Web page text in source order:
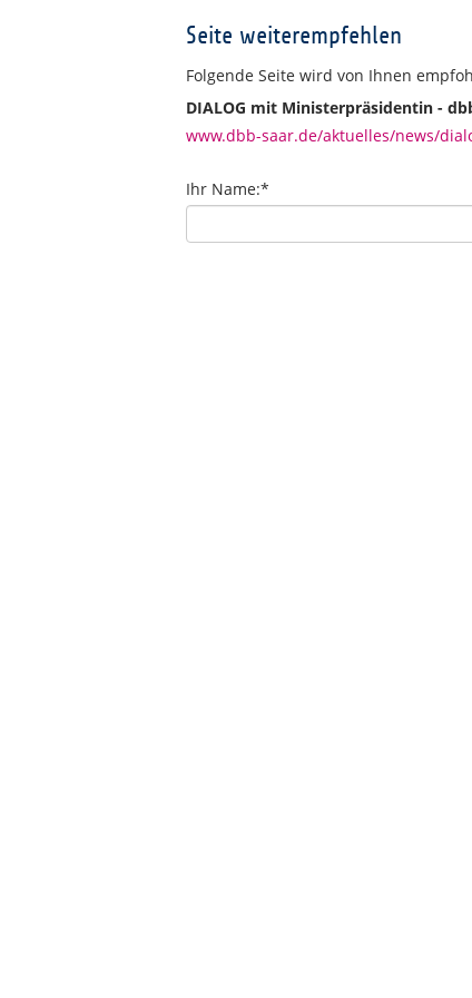
Seite weiterempfehlen
Folgende Seite wird von Ihnen
DIALOG mit Ministerpräsidentin -
www.dbb-saar.de/aktuelles/news/
Ihr Name:*